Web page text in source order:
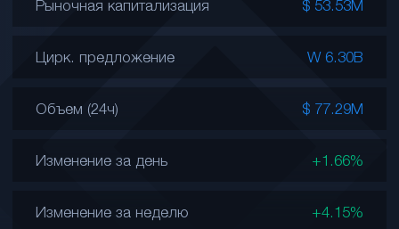
Рыночная капитализация $ 53.53M
Цирк. предложение W 6.30B
Объем (24ч) $ 77.29M
Изменение за день +1.66%
Изменение за неделю +4.15%